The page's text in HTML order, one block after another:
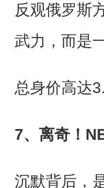
反观俄罗斯
武力，而是
总身价高达
7、离奇！
沉默背后，